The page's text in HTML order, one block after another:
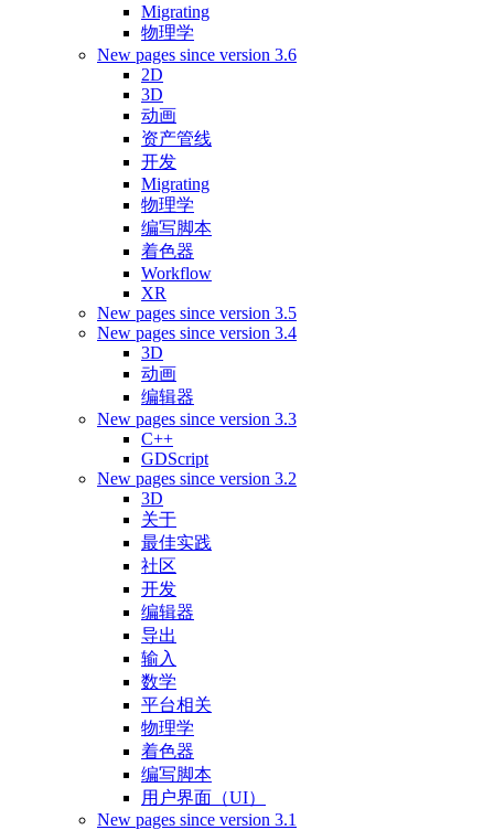
Migrating
物理学
New pages since version 3.6
2D
3D
动画
资产管线
开发
Migrating
物理学
编写脚本
着色器
Workflow
XR
New pages since version 3.5
New pages since version 3.4
3D
动画
编辑器
New pages since version 3.3
C++
GDScript
New pages since version 3.2
3D
关于
最佳实践
社区
开发
编辑器
导出
输入
数学
平台相关
物理学
着色器
编写脚本
用户界面（UI）
New pages since version 3.1